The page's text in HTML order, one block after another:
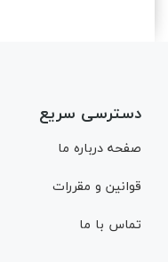
دسترسی سریع
صفحه درباره ما
قوانین و مقررات
تماس با ما